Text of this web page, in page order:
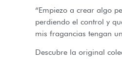
“Empiezo a crear algo
perdiendo el control y
mis fragancias tengan
Descubre la original